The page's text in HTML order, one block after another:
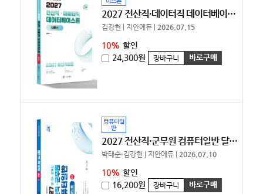
2027 전산직·데이터직 데이터베이스론 이론서 [10%할인]
김강현 | 지안에듀 | 2026.07.15
10% 할인
24,300원
장바구니 바로구매
컴퓨터일
반
2027 전산직·군무원 컴퓨터일반 달달노트 [10%할인]
박태순⋅김강현 | 지안에듀 | 2026.07.10
10% 할인
16,200원
장바구니 바로구매